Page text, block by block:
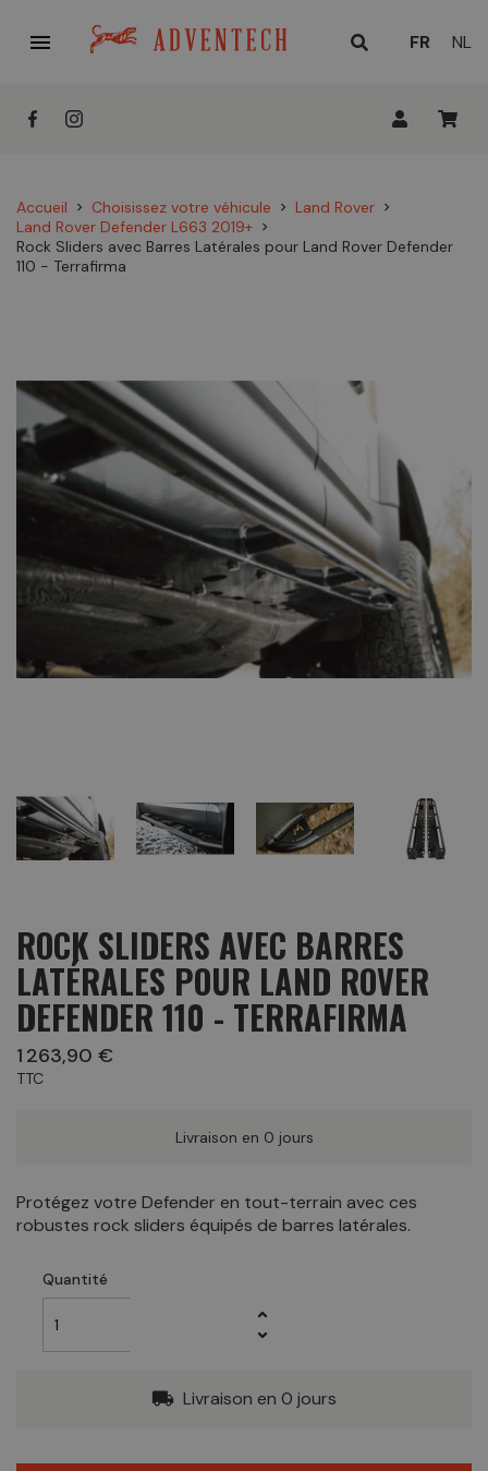

LANGUE
FR NL
Accueil chevron_right Choisissez votre véhicule chevron_right Land Rover chevron_right
Land Rover Defender L663 2019+ chevron_right
Rock Sliders avec Barres Latérales pour Land Rover Defender
110 - Terrafirma
ROCK SLIDERS AVEC BARRES
LATÉRALES POUR LAND ROVER
DEFENDER 110 - TERRAFIRMA
1 263,90 €
TTC
Livraison en 0 jours
Protégez votre Defender en tout-terrain avec ces
robustes rock sliders équipés de barres latérales.
Quantité
local_shipping Livraison en 0 jours